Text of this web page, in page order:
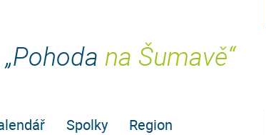
„Pohoda na Šumavě“
Spolky Region